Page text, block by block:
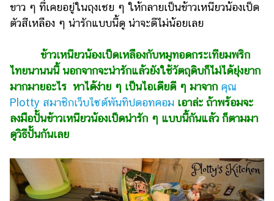
ดูด
วง
ผู้ชาย
สุขภาพ
ท่อง
สูตร
อาหาร
ง่ายๆ
ขาว ๆ ที่เคยอยู่ในถุงเชย ๆ ให้กลายเป็นข้าวเหนียวน้องเป็ด
ตัวสีเหลือง ๆ น่ารักแบบนี้ดู น่าจะดีไม่น้อยเลย
ข้าวเหนียวน้องเป็ดเหลืองกับหมูทอดกระเทียมพริก
ไทยนานนนี้ นอกจากจะน่ารักแล้วยังใช้วัตถุดิบก็ไม่ได้ยุ่งยาก
มากมายอะไร หาได้ง่าย ๆ เป็นไอเดียดี ๆ มาจาก คุณ
Plotty สมาชิกเว็บไซต์พันทิปดอทคอม เอาล่ะ ถ้าพร้อมจะ
ลงมือปั้นข้าวเหนียวน้องเป็ดน่ารัก ๆ แบบนี้กันแล้ว ก็ตามมา
ดูวิธีปั้นกันเลย